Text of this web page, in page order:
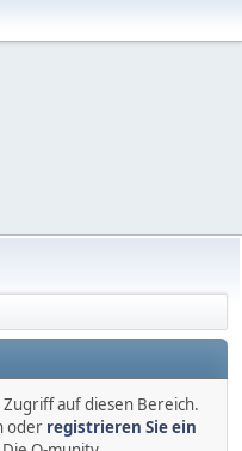
auf diesen Bereich.
oder registrieren Sie ein